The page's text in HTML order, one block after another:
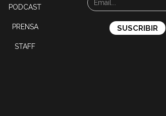
PODCAST
PRENSA
STAFF